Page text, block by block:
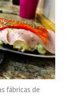
fábricas de